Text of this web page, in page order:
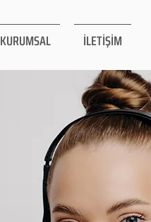
KURUMSAL İLETİŞİM